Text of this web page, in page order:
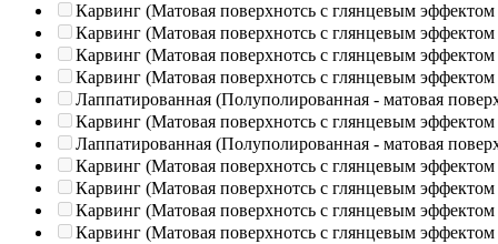
Карвинг (Матовая поверхнотсь с глянцевым эффектом
Карвинг (Матовая поверхнотсь с глянцевым эффектом
Карвинг (Матовая поверхнотсь с глянцевым эффектом
Карвинг (Матовая поверхнотсь с глянцевым эффектом
Лаппатированная (Полуполированная - матовая
Карвинг (Матовая поверхнотсь с глянцевым эффектом
Лаппатированная (Полуполированная - матовая
Карвинг (Матовая поверхнотсь с глянцевым эффектом
Карвинг (Матовая поверхнотсь с глянцевым эффектом
Карвинг (Матовая поверхнотсь с глянцевым эффектом
Карвинг (Матовая поверхнотсь с глянцевым эффектом